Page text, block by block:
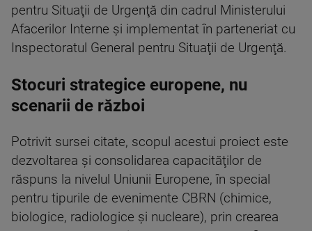
pentru Situaţii de Urgenţă din cadrul Ministerului
Afacerilor Interne şi implementat în parteneriat cu
Inspectoratul General pentru Situaţii de Urgenţă.
Stocuri strategice europene, nu
scenarii de război
Potrivit sursei citate, scopul acestui proiect este
dezvoltarea şi consolidarea capacităţilor de
răspuns la nivelul Uniunii Europene, în special
pentru tipurile de evenimente CBRN (chimice,
biologice, radiologice şi nucleare), prin crearea